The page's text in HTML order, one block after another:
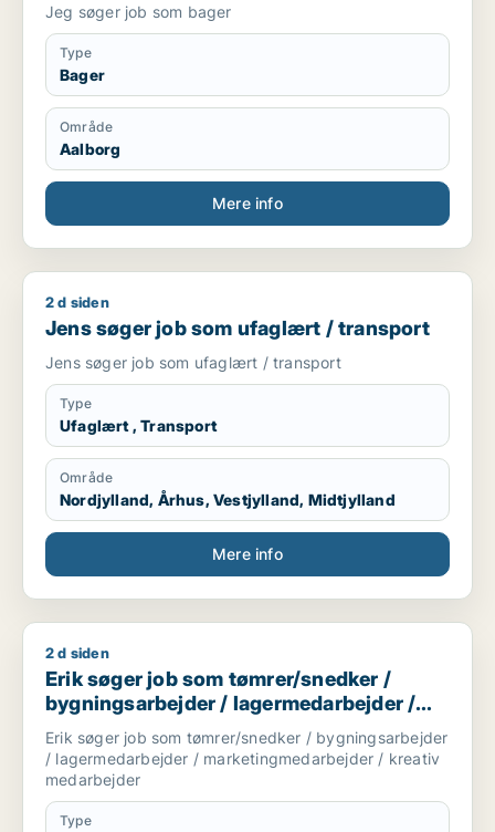
Jeg søger job som bager
Type
Bager
Område
Aalborg
Mere info
Jens søger job som ufaglært / transport
2 d siden
Jens søger job som ufaglært / transport
Jens søger job som ufaglært / transport
Type
Ufaglært , Transport
Område
Nordjylland, Århus, Vestjylland, Midtjylland
Mere info
Erik søger job som tømrer/snedker / bygningsarbejder /
2 d siden
Erik søger job som tømrer/snedker /
bygningsarbejder / lagermedarbejder /
marketingmedarbejder / kreativ
medarbejder
Erik søger job som tømrer/snedker / bygningsarbejder
/ lagermedarbejder / marketingmedarbejder / kreativ
medarbejder
Type